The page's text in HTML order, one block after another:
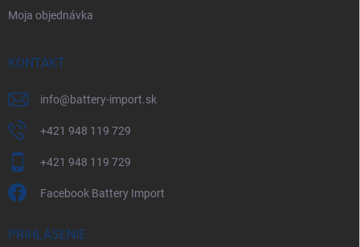
Moja objednávka
KONTAKT
info@battery-import.sk
+421 948 119 729
+421 948 119 729
Facebook Battery Import
PRIHLÁSENIE